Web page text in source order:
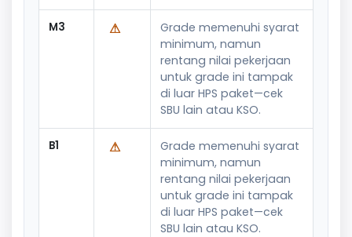
M3 ⚠
Grade memenuhi syarat
minimum, namun
rentang nilai pekerjaan
untuk grade ini tampak
di luar HPS paket—cek
SBU lain atau KSO.
B1 ⚠
Grade memenuhi syarat
minimum, namun
rentang nilai pekerjaan
untuk grade ini tampak
di luar HPS paket—cek
SBU lain atau KSO.